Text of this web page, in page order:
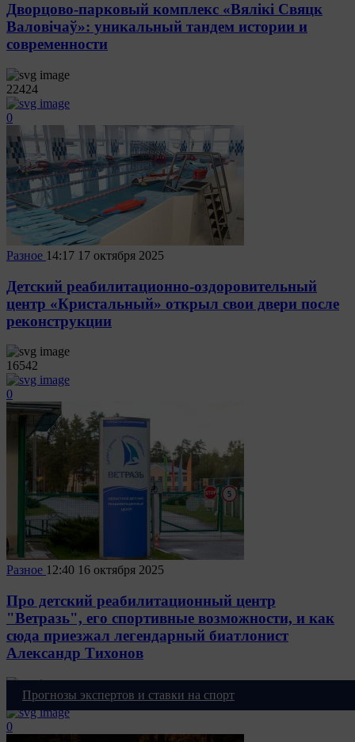
Дворцово-парковый комплекс «Вялікі Свяцк
Валовічаў»: уникальный тандем истории и
современности
22424
0
Разное 14:17 17 октября 2025
Детский реабилитационно-оздоровительный
центр «Кристальный» открыл свои двери после
реконструкции
16542
0
Разное 12:40 16 октября 2025
Про детский реабилитационный центр
"Ветразь", его спортивные возможности, и как
сюда приезжал легендарный биатлонист
Александр Тихонов
18651
0
Прогнозы экспертов и ставки на спорт